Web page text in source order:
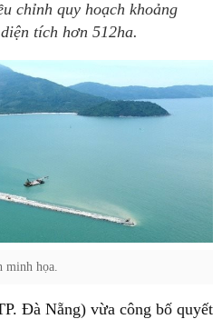
chỉnh quy hoạch khoảng
tích hơn 512ha.
minh họa.
Đà Nẵng) vừa công bố quyết